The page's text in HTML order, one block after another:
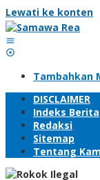
Lewati ke konten
Tambahkan
DISCLAIMER
Indeks Berita
Redaksi
Sitemap
Tentang